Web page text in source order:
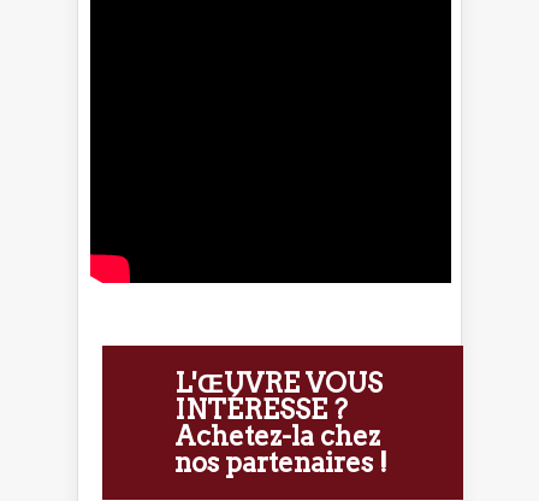
L'ŒUVRE VOUS
INTÉRESSE ?
Achetez-la chez
nos partenaires !